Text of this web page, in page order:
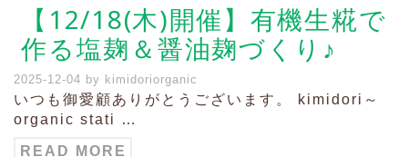
【12/18(木)開催】有機生糀で
作る塩麹＆醤油麹づくり♪
2025-12-04 by kimidoriorganic
いつも御愛顧ありがとうございます。 kimidori～
organic stati …
READ MORE